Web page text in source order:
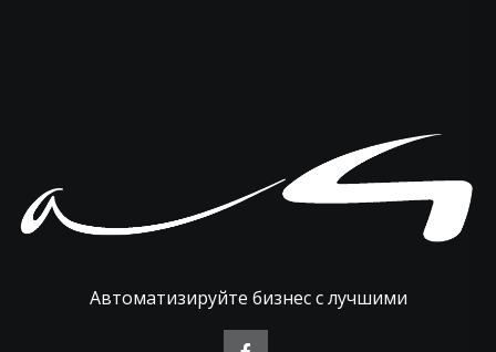
Автоматизируйте бизнес с лучшими